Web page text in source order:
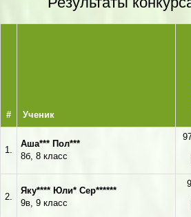
# Ученик
1.
Аша*** Пол***
8б, 8 класс
2.
Яку**** Юли* Сер******
9в, 9 класс